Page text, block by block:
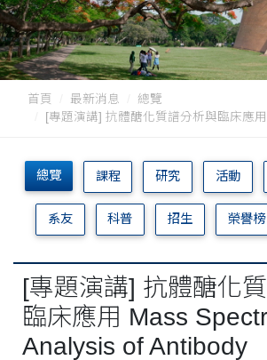
首頁 最新消息
總覽
[專題演講] 抗體醣化質譜分析與臨床應
總覽 課程 研究 活動
系友 科普 招生 榮譽榜
[專題演講] 抗體醣化
臨床應用 Mass
Analysis of Antibody